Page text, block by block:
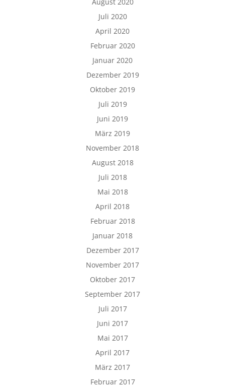
Juli 2020
April 2020
Februar 2020
Januar 2020
Dezember 2019
Oktober 2019
Juli 2019
Juni 2019
März 2019
November 2018
August 2018
Juli 2018
Mai 2018
April 2018
Februar 2018
Januar 2018
Dezember 2017
November 2017
Oktober 2017
September 2017
Juli 2017
Juni 2017
Mai 2017
April 2017
März 2017
Februar 2017